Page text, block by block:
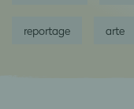
reportage arte